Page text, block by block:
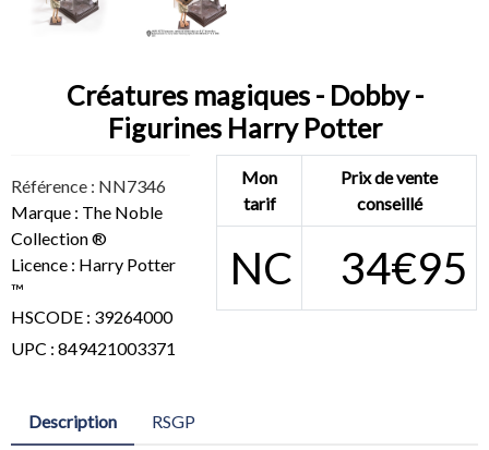
Créatures magiques - Dobby -
Figurines Harry Potter
Référence : NN7346
Marque : The Noble
Collection ®
Licence : Harry Potter
™
HSCODE : 39264000
UPC : 849421003371
Mon
tarif
Prix de vente
conseillé
NC 34€95
Description RSGP